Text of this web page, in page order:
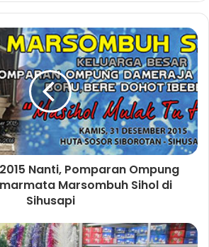
a
c
e
b
o
o
k
w
i
t
t
e
r
i
n
k
e
d
I
n
o
u
T
u
b
e
i
n
t
e
r
e
s
t
s
t
a
g
r
a
m
Nanti, Pomparan Ompung
Marsombuh Sihol di
Sihusapi